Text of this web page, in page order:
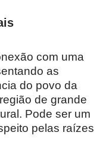
com uma
as
do povo da
de grande
Pode ser um
pelas raízes